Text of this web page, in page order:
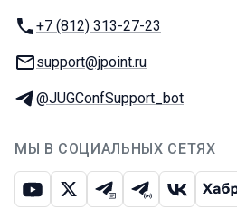
Телефон:
+7 (812) 313-27-23
E-mail:
support@jpoint.ru
Телеграм:
@JUGConfSupport_bot
МЫ В СОЦИАЛЬНЫХ СЕТЯХ
ЮтубИкс Телеграм-чат
Телеграм-